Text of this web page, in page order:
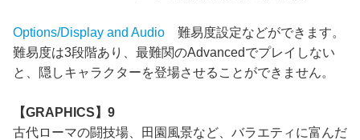
Options/Display and Audio 難易度設定などができます。
難易度は3段階あり、最難関のAdvancedでプレイしない
と、隠しキャラクターを登場させることができません。
【GRAPHICS】9
古代ローマの闘技場、田園風景など、バラエティに富んだ